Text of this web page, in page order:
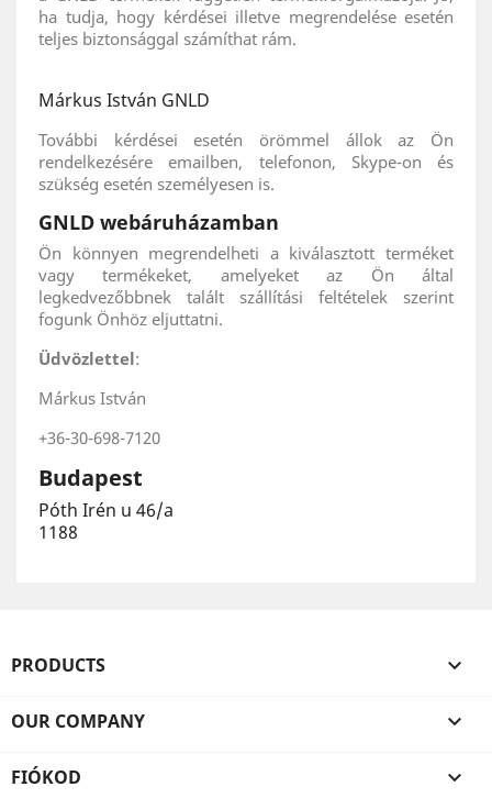
ha tudja, hogy kérdései illetve megrendelése esetén
teljes biztonsággal számíthat rám.
Márkus István GNLD
További kérdései esetén örömmel állok az Ön
rendelkezésére emailben, telefonon, Skype-on és
szükség esetén személyesen is.
GNLD webáruházamban
Ön könnyen megrendelheti a kiválasztott terméket
vagy termékeket, amelyeket az Ön által
legkedvezőbbnek talált szállítási feltételek szerint
fogunk Önhöz eljuttatni.
Üdvözlettel:
Márkus István
+36-30-698-7120
Budapest
Póth Irén u 46/a
1188
PRODUCTS 
OUR COMPANY 
FIÓKOD 